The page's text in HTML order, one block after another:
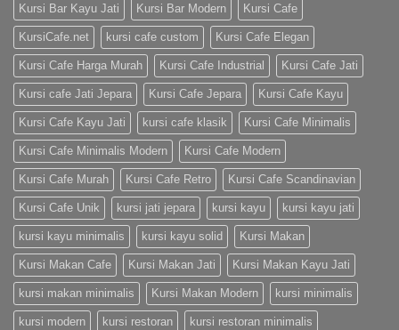
Kursi Bar Kayu Jati Kursi Bar Modern Kursi Cafe
KursiCafe.net kursi cafe custom Kursi Cafe Elegan
Kursi Cafe Harga Murah Kursi Cafe Industrial Kursi Cafe Jati
Kursi cafe Jati Jepara Kursi Cafe Jepara Kursi Cafe Kayu
Kursi Cafe Kayu Jati kursi cafe klasik Kursi Cafe Minimalis
Kursi Cafe Minimalis Modern Kursi Cafe Modern
Kursi Cafe Murah Kursi Cafe Retro Kursi Cafe Scandinavian
Kursi Cafe Unik kursi jati jepara kursi kayu kursi kayu jati
kursi kayu minimalis kursi kayu solid Kursi Makan
Kursi Makan Cafe Kursi Makan Jati Kursi Makan Kayu Jati
kursi makan minimalis Kursi Makan Modern kursi minimalis
kursi modern kursi restoran kursi restoran minimalis